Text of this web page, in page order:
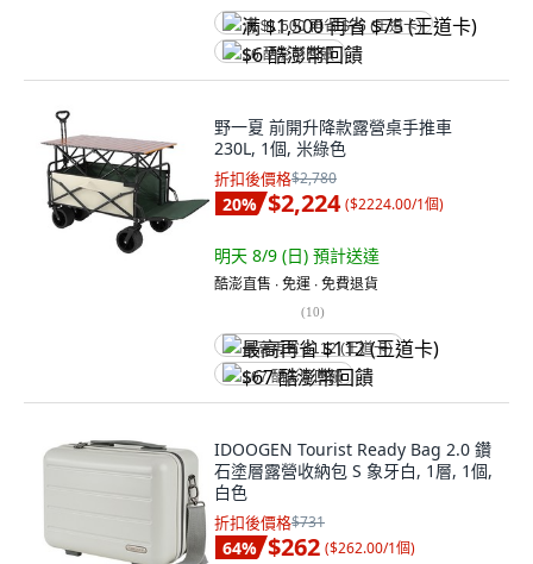
满 $1,500 再省 $75 (王道卡)
$6 酷澎幣回饋
野一夏 前開升降款露營桌手推車
230L, 1個, 米綠色
折扣後價格$2,780
20% $2,224 ($2224.00/1個)
明天 8/9 (日) 預計送達
酷澎直售 ∙ 免運 ∙ 免費退貨
(10)
最高再省 $112 (王道卡)
$67 酷澎幣回饋
IDOOGEN Tourist Ready Bag 2.0 鑽
石塗層露營收納包 S 象牙白, 1層, 1個,
白色
折扣後價格$731
64% $262 ($262.00/1個)